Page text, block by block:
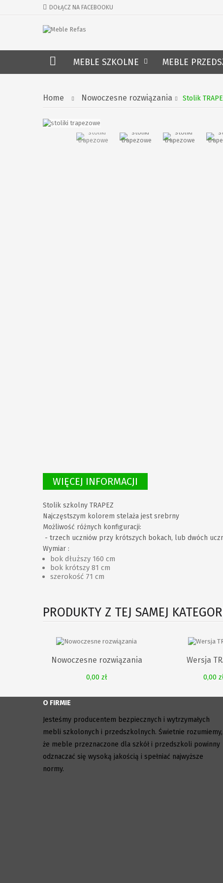
DOŁĄCZ NA FACEBOOKU
MEBLE SZKOLNE MEBLE
Home Nowoczesne rozwiązania Stolik
WIĘCEJ INFORMACJI
Stolik szkolny TRAPEZ
Najczęstszym kolorem stelaża jest srebrny
Możliwość różnych konfiguracji:
- trzech uczniów przy krótszych bokach, lub dwóch
Wymiar :
bok dłuższy 160 cm
bok krótszy 81 cm
szerokość 71 cm
PRODUKTY Z TEJ SAMEJ
Nowoczesne rozwiązania
0,00 zł
Wersja
0,00
O FIRMIE
Jesteśmy producentem bezpiecznych i wytrzymałych
mebli szkolonych i przedszkolnych. Świetnie rozumiemy,
że meble przeznaczone dla szkół i przedszkoli powinny
odznaczać się wysoką jakością i spełniać najwyższe
normy.